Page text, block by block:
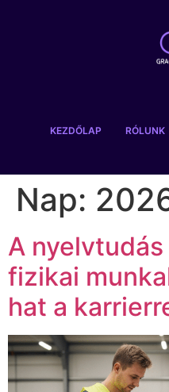
KEZDŐLAP RÓLUNK
Nap:
A
fizikai
hat a